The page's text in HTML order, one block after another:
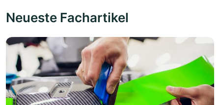
Neueste Fachartikel